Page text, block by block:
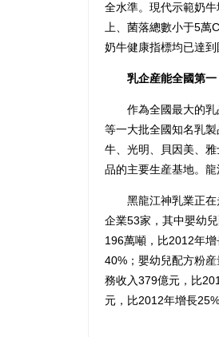
全水準。現代示範奶
上、菌落總數小于5
奶牛健康指標均已達
乳企産能全國第一
作為全國最大的乳
等一大批全國知名乳
牛、光明、貝因美、
品的主要生産基地。
黑龍江神乳業正在
企業53家，其中嬰幼
196萬噸，比2012年
40%；嬰幼兒配方粉
務收入379億元，比
元，比2012年增長